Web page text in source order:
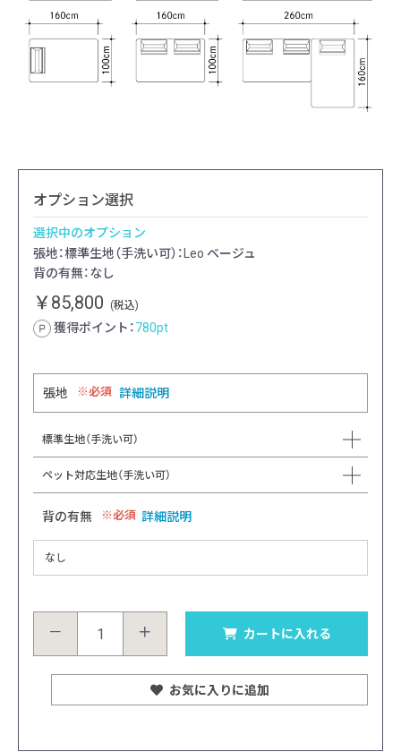
オプション選択
選択中のオプション
張地：標準生地（手洗い可）：Leo ベージュ
背の有無：なし
￥85,800 (税込)
獲得ポイント：780pt
張地 必須 詳細説明
標準生地（手洗い可）
ペット対応生地（手洗い可）
背の有無 必須 詳細説明
－ ＋ カートに入れる
お気に入りに追加